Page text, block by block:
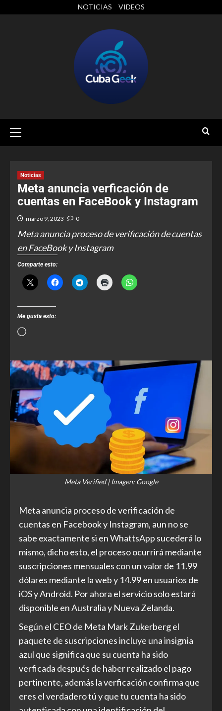
NOTICIAS VIDEOS
Noticias
Meta anuncia verficación de
cuentas en FaceBook y Instagram
marzo 9, 2023 0
Meta anuncia proceso de verificación de cuentas
en FaceBook y Instagram
Comparte esto:
Me gusta esto:
Meta Verified | Imagen: Google
Meta anuncia proceso de verificación de
cuentas en Facebook y Instagram, aun no se
sabe exactamente si en WhattsApp sucederá lo
mismo, dicho esto, el proceso ocurrirá mediante
suscripciones mensuales con un valor de 11.99
dólares mediante la web y 14.99 en usuarios de
iOS y Android. Por ahora el servicio solo estará
disponible en Australia y Nueva Zelanda.
Según el CEO de Meta Mark Zukerberg el
paquete de suscripciones incluye una insignia
azul que significa que su cuenta ha sido
verficada después de haber realizado el pago
pertinente, además la verficación confirma que
eres el verdadero tú y que tu cuenta ha sido